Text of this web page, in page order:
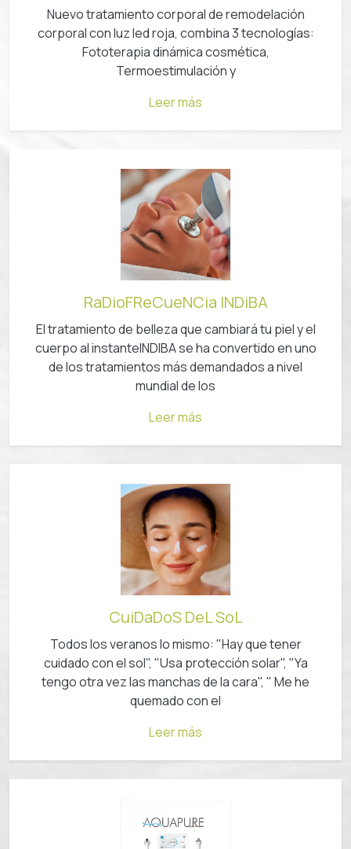
Nuevo tratamiento corporal de remodelación
corporal con luz led roja, combina 3 tecnologías:
Fototerapia dinámica cosmética,
Termoestimulación y
Leer más
RaDioFReCueNCia INDiBA
El tratamiento de belleza que cambiará tu piel y el
cuerpo al instanteINDIBA se ha convertido en uno
de los tratamientos más demandados a nivel
mundial de los
Leer más
CuiDaDoS DeL SoL
Todos los veranos lo mismo: "Hay que tener
cuidado con el sol", "Usa protección solar", "Ya
tengo otra vez las manchas de la cara", " Me he
quemado con el
Leer más